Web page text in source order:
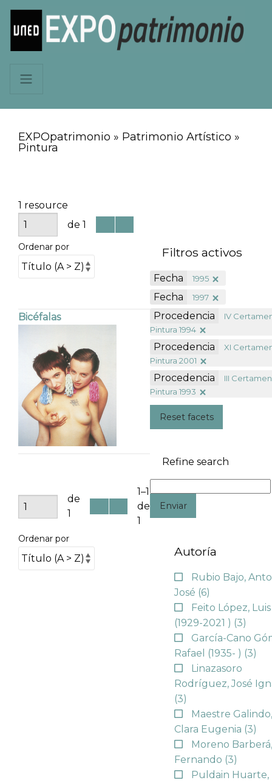
EXPOpatrimonio » Patrimonio Artístico »
Pintura
1 resource
de 1
Ordenar por
Bicéfalas
de
1
1–1
de
1
Ordenar por
Filtros activos
Fecha 1995
Fecha 1997
Procedencia
IV
Pintura 1994
Procedencia
XI
Pintura 2001
Procedencia
III
Pintura 1993
Reset facets
Refine search
Enviar
Autoría
Rubio Bajo,
José (6)
Feito López, Luis
(1929-2021 ) (3)
García-Cano
Rafael (1935- ) (3)
Linazasoro
Rodríguez, José
(3)
Maestre
Clara Eugenia (3)
Moreno
Fernando (3)
Puldain Huarte,